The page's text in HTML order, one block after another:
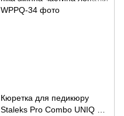
Кюретка для педикюру
Staleks Pro Combo UNIQ 34